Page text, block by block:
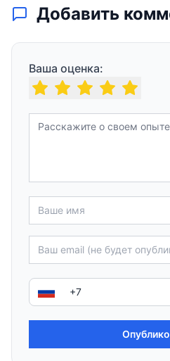
Добавить
Ваша оценка: